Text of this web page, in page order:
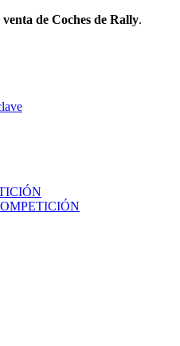
venta de Coches de Rally.